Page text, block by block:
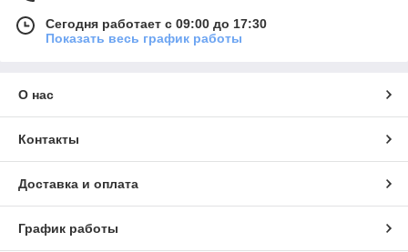
Сегодня работает с 09:00 до 17:30
Показать весь график работы
О нас
Контакты
Доставка и оплата
График работы